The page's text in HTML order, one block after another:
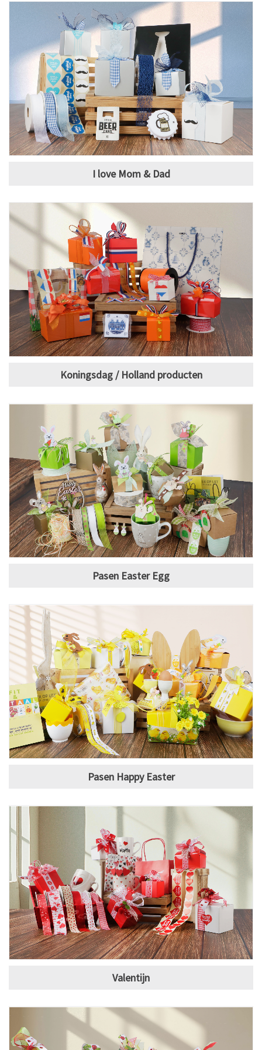
I love Mom & Dad
Koningsdag / Holland producten
Pasen Easter Egg
Pasen Happy Easter
Valentijn